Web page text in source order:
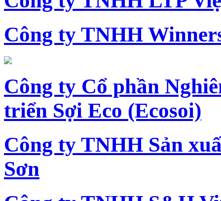
Công ty TNHH
Công ty Cổ phần
triển Sợi Eco (Ecosoi)
Công ty TNHH Sản
Sơn